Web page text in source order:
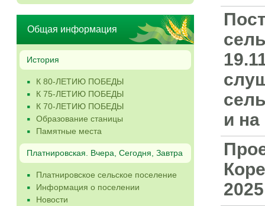
Общая информация
История
К 80-ЛЕТИЮ ПОБЕДЫ
К 75-ЛЕТИЮ ПОБЕДЫ
К 70-ЛЕТИЮ ПОБЕДЫ
Образование станицы
Памятные места
Платнировская. Вчера, Сегодня, Завтра
Платнировское сельское поселение
Информация о поселении
Новости
и